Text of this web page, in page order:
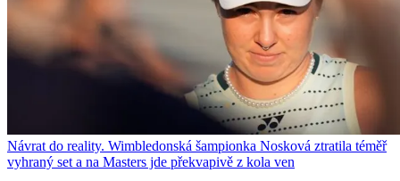
Návrat do reality. Wimbledonská šampionka Nosková ztratila téměř
vyhraný set a na Masters jde překvapivě z kola ven